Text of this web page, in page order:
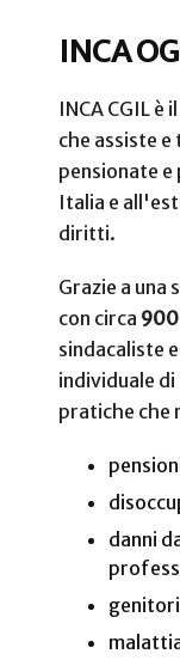
INCA
INCA
INCA CGIL è
che assiste
pensionate
Italia e
diritti.
Grazie a
con circa 900
sindacaliste
individuale di
pratiche che
danni